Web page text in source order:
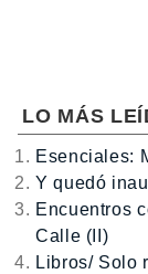
LO MÁS
Esenciales:
Y quedó
Encuentros
Calle (II)
Libros/ Solo